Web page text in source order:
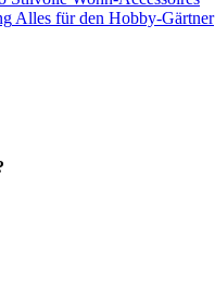
Alles für den Hobby-Gärtner